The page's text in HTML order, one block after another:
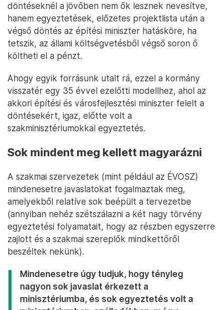
döntéseknél a jövőben nem ők lesznek nevesítve,
hanem egyeztetések, előzetes projektlista után a
végső döntés az építési miniszter hatásköre, ha
tetszik, az állami költségvetésből végső soron ő
költheti el a pénzt.
Ahogy egyik forrásunk utalt rá, ezzel a kormány
visszatér egy 35 évvel ezelőtti modellhez, ahol az
akkori építési és városfejlesztési miniszter felelt a
döntésekért, igaz, előtte volt a
szakminisztériumokkal egyeztetés.
Sok mindent meg kellett magyarázni
A szakmai szervezetek (mint például az ÉVOSZ)
mindenesetre javaslatokat fogalmaztak meg,
amelyekből relatíve sok beépült a tervezetbe
(annyiban nehéz szétszálazni a két nagy törvény
egyeztetési folyamatait, hogy az részben egyszerre
zajlott és a szakmai szereplők mindkettőről
beszéltek nekünk).
Mindenesetre úgy tudjuk, hogy tényleg
nagyon sok javaslat érkezett a
minisztériumba, és sok egyeztetés volt a